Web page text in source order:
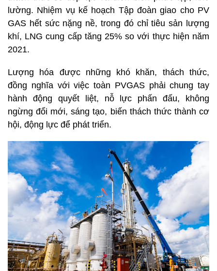
lường. Nhiệm vụ kế hoạch Tập đoàn giao cho PV
GAS hết sức nặng nề, trong đó chỉ tiêu sản lượng
khí, LNG cung cấp tăng 25% so với thực hiện năm
2021.
Lượng hóa được những khó khăn, thách thức,
đồng nghĩa với việc toàn PVGAS phải chung tay
hành động quyết liệt, nỗ lực phấn đấu, không
ngừng đổi mới, sáng tạo, biến thách thức thành cơ
hội, động lực để phát triển.